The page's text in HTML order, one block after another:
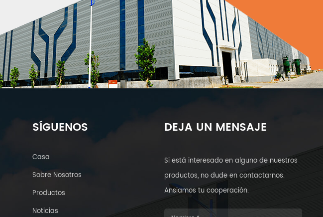
SÍGUENOS
Casa
Sobre Nosotros
Productos
Noticias
DEJA UN MENSAJE
Si está interesado en alguno de nuestros
productos, no dude en contactarnos.
Ansiamos tu cooperación.